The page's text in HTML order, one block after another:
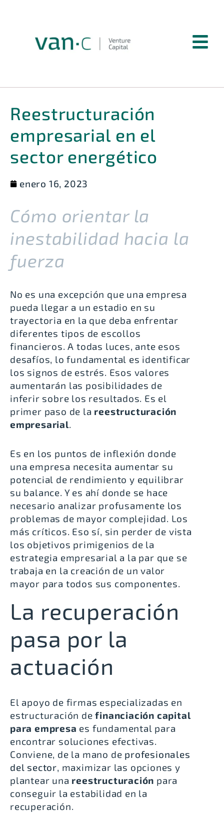
Reestructuración
empresarial en el
sector energético
enero 16, 2023
Cómo orientar la
inestabilidad hacia la
fuerza
No es una excepción que una empresa
pueda llegar a un estadio en su
trayectoria en la que deba enfrentar
diferentes tipos de escollos
financieros. A todas luces, ante esos
desafíos, lo fundamental es identificar
los signos de estrés. Esos valores
aumentarán las posibilidades de
inferir sobre los resultados. Es el
primer paso de la reestructuración
empresarial.
Es en los puntos de inflexión donde
una empresa necesita aumentar su
potencial de rendimiento y equilibrar
su balance. Y es ahí donde se hace
necesario analizar profusamente los
problemas de mayor complejidad. Los
más críticos. Eso sí, sin perder de vista
los objetivos primigenios de la
estrategia empresarial a la par que se
trabaja en la creación de un valor
mayor para todos sus componentes.
La recuperación
pasa por la
actuación
El apoyo de firmas especializadas en
estructuración definanciación capital
para empresa es fundamental para
encontrar soluciones efectivas.
Conviene, de la mano de profesionales
del sector, maximizar las opciones y
plantear una reestructuración para
conseguir la estabilidad en la
recuperación.